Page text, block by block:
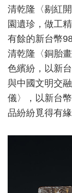
清乾隆〈剔紅
園遺珍，做工
有餘的新台幣
清乾隆〈銅胎
色繽紛，以新
與中國文明交
儀〉，以新台
品紛紛覓得有